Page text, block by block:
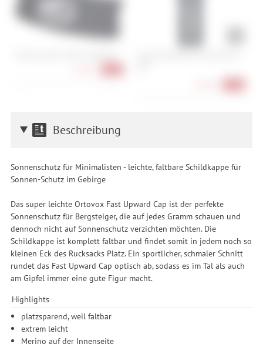
Beschreibung
Sonnenschutz für Minimalisten - leichte, faltbare Schildkappe für
Sonnen-Schutz im Gebirge
Das super leichte Ortovox Fast Upward Cap ist der perfekte
Sonnenschutz für Bergsteiger, die auf jedes Gramm schauen und
dennoch nicht auf Sonnenschutz verzichten möchten. Die
Schildkappe ist komplett faltbar und findet somit in jedem noch so
kleinen Eck des Rucksacks Platz. Ein sportlicher, schmaler Schnitt
rundet das Fast Upward Cap optisch ab, sodass es im Tal als auch
am Gipfel immer eine gute Figur macht.
Highlights
platzsparend, weil faltbar
extrem leicht
Merino auf der Innenseite